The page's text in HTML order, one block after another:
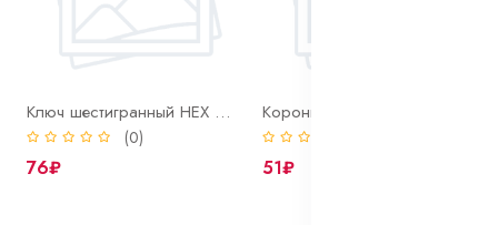
Ключ шестигранный HEX 8 х 155 мм Г-образный
(0)
76₽ 51₽